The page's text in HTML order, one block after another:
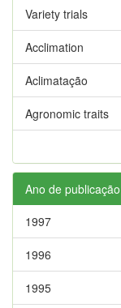
Variety trials
Acclimation
Aclimatação
Agronomic traits
Ano de publicação
1997
1996
1995